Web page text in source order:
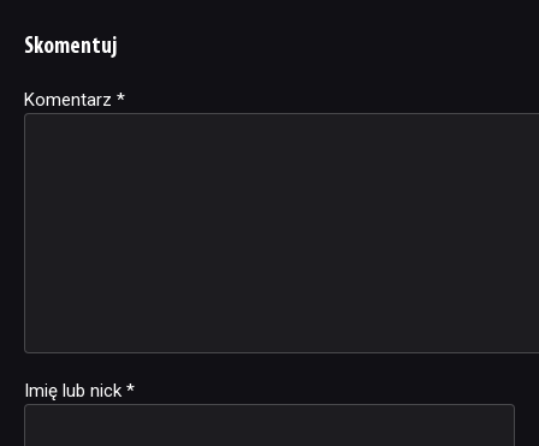
Skomentuj
Komentarz *
Imię lub nick *
Alternative: